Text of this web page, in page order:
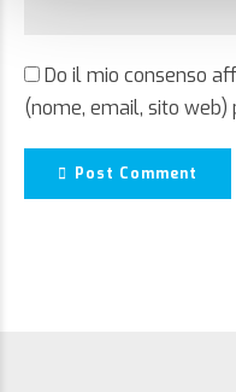
Do il mio consenso
(nome, email, sito
Post Comment